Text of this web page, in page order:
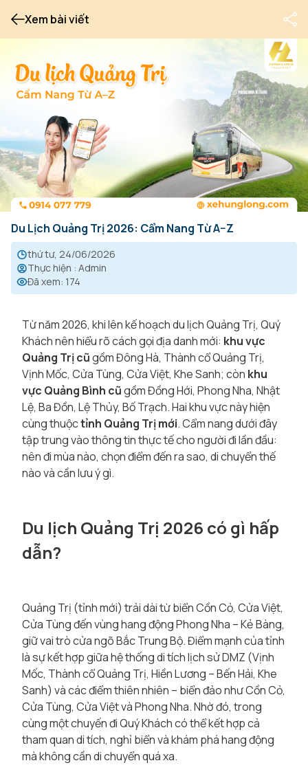
Xem bài viết
Du Lịch Quảng Trị 2026: Cẩm Nang Từ A–Z
thứ tư, 24/06/2026
Thực hiện : Admin
Đã xem: 174
Từ năm 2026, khi lên kế hoạch du lịch Quảng Trị, Quý
Khách nên hiểu rõ cách gọi địa danh mới: khu vực
Quảng Trị cũgồm Đông Hà, Thành cổ Quảng Trị,
Vịnh Mốc, Cửa Tùng, Cửa Việt, Khe Sanh; còn khu
vực Quảng Bình cũgồm Đồng Hới, Phong Nha, Nhật
Lệ, Ba Đồn, Lệ Thủy, Bố Trạch. Hai khu vực này hiện
cùng thuộctỉnh Quảng Trị mới. Cẩm nang dưới đây
tập trung vào thông tin thực tế cho người đi lần đầu:
nên đi mùa nào, chọn điểm đến ra sao, di chuyển thế
nào và cần lưu ý gì.
Du lịch Quảng Trị 2026 có gì hấp
dẫn?
Quảng Trị (tỉnh mới) trải dài từ biển Cồn Cỏ, Cửa Việt,
Cửa Tùng đến vùng hang động Phong Nha – Kẻ Bàng,
giữ vai trò cửa ngõ Bắc Trung Bộ. Điểm mạnh của tỉnh
là sự kết hợp giữa hệ thống di tích lịch sử DMZ (Vịnh
Mốc, Thành cổ Quảng Trị, Hiền Lương – Bến Hải, Khe
Sanh) và các điểm thiên nhiên – biển đảo như Cồn Cỏ,
Cửa Tùng, Cửa Việt và Phong Nha. Nhờ đó, trong
cùng một chuyến đi Quý Khách có thể kết hợp cả
tham quan di tích, nghỉ biển và khám phá hang động
mà không cần di chuyển quá xa.